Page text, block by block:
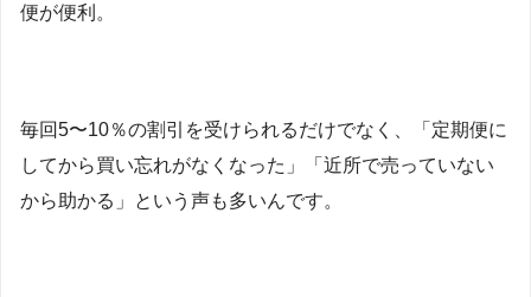
便が便利。
毎回5〜10％の割引を受けられるだけでなく、「定期便に
してから買い忘れがなくなった」「近所で売っていない
から助かる」という声も多いんです。